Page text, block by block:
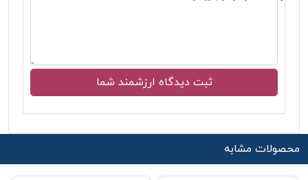
محصولات مشابه